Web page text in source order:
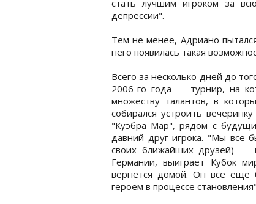
стать лучшим игроком за
депрессии".
Тем не менее, Адриано
него появилась такая
Всего за несколько дней до
2006-го года — турнир, на
множеству талантов, в
собирался устроить
"Куэбра Мар", рядом с
давний друг игрока. "Мы все
своих ближайших друзей) —
Германии, выиграет Кубок
вернется домой. Он все еще
героем в процессе